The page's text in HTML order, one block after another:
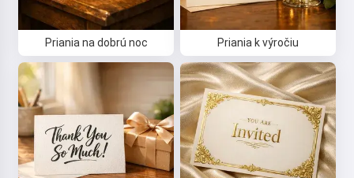
Priania na dobrú noc Priania k výročiu